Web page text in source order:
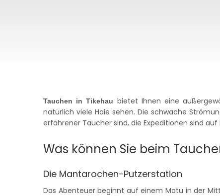
Tauchen in Tikehau bietet Ihnen eine
natürlich viele Haie sehen. Die schwache
erfahrener Taucher sind, die Expeditionen sind
Was können Sie beim
Die Mantarochen-Putzerstation
Das Abenteuer beginnt auf einem Motu in der